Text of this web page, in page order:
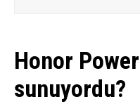
Honor
sunuyordu?